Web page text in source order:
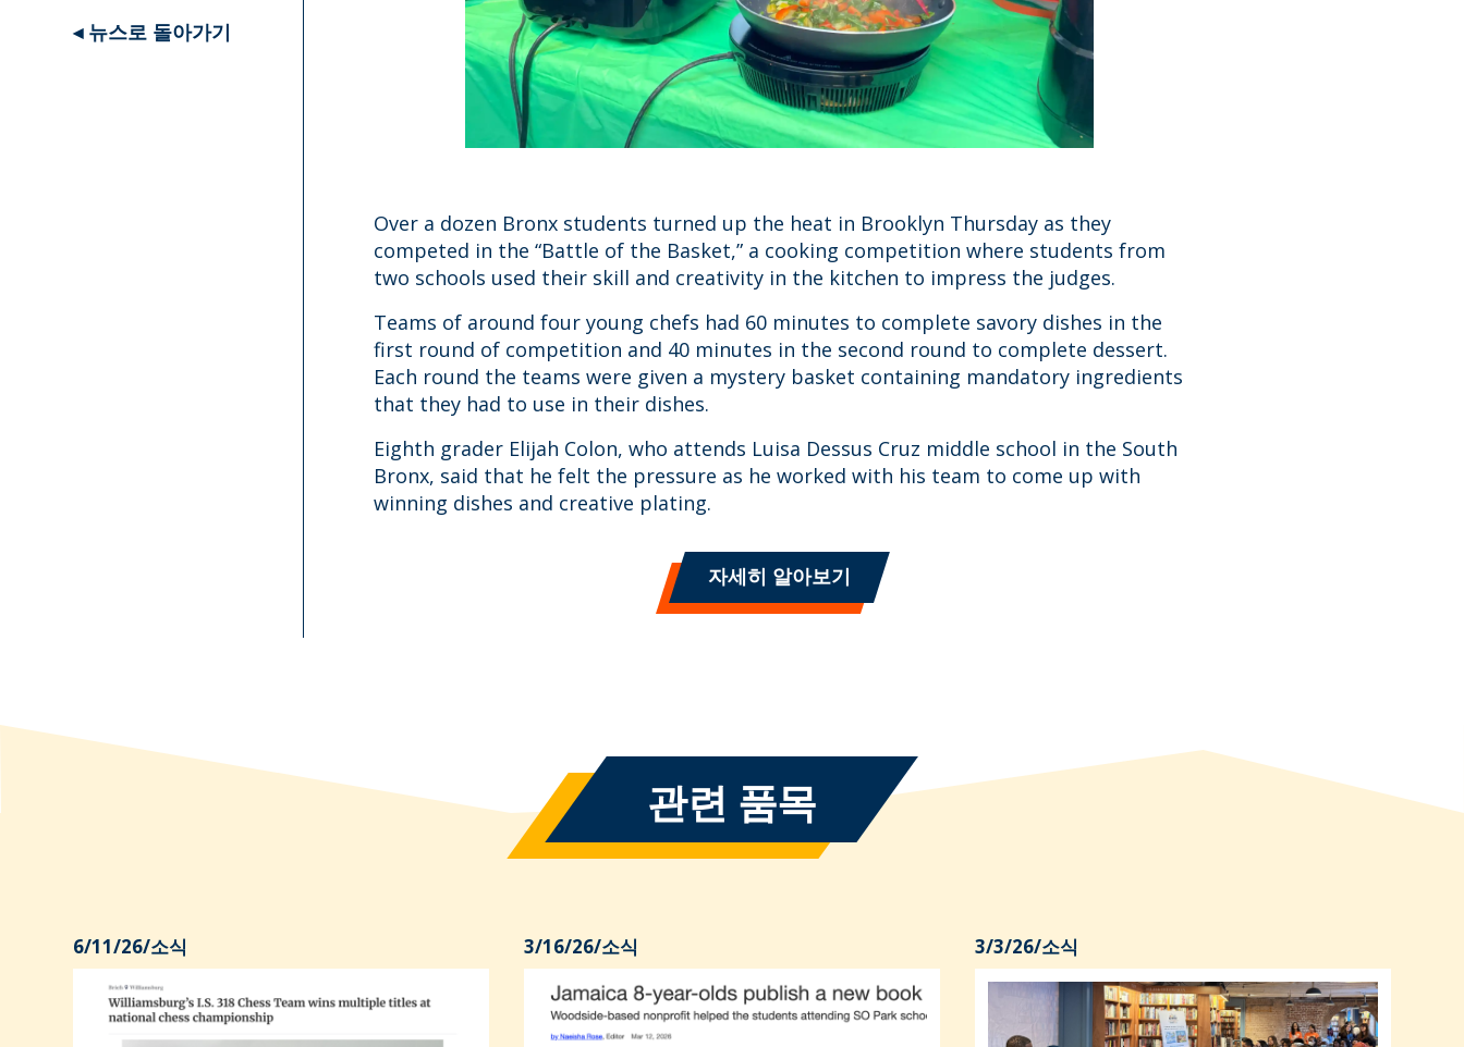
◂ 뉴스로 돌아가기
Over a dozen Bronx students turned up the heat in Brooklyn Thursday as they
competed in the “Battle of the Basket,” a cooking competition where students from
two schools used their skill and creativity in the kitchen to impress the judges.
Teams of around four young chefs had 60 minutes to complete savory dishes in the
first round of competition and 40 minutes in the second round to complete dessert.
Each round the teams were given a mystery basket containing mandatory ingredients
that they had to use in their dishes.
Eighth grader Elijah Colon, who attends Luisa Dessus Cruz middle school in the South
Bronx, said that he felt the pressure as he worked with his team to come up with
winning dishes and creative plating.
자세히 알아보기
관련 품목
6/11/26/소식 3/16/26/소식 3/3/26/소식